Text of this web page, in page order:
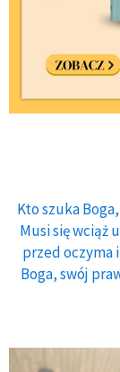
Kto szuka
Musi się wciąż
przed oczyma
Boga, swój